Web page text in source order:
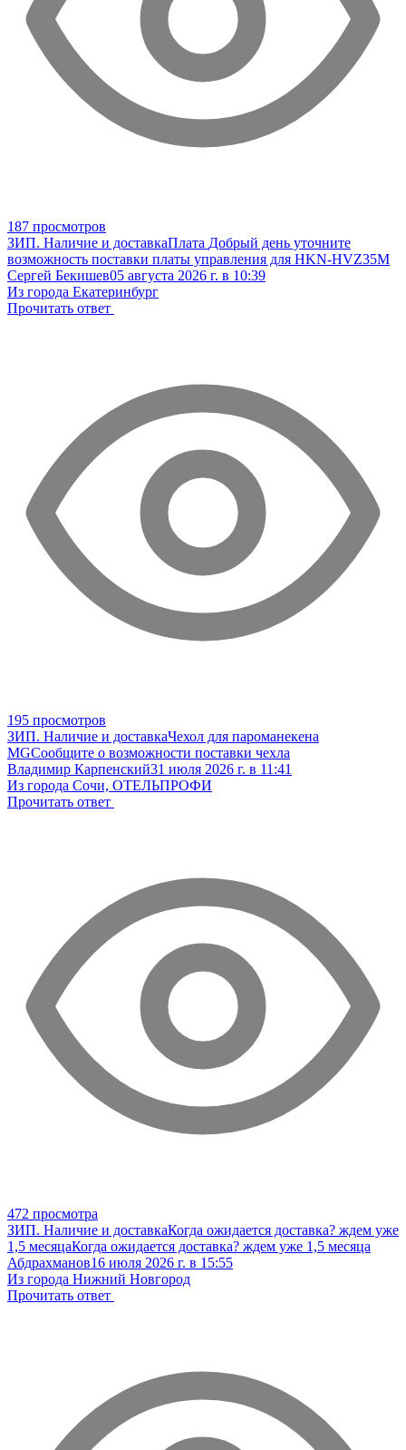
187 просмотров
ЗИП. Наличие и доставкаПлата Добрый день уточните
возможность поставки платы управления для HKN-HVZ35M
Сергей Бекишев05 августа 2026 г. в 10:39
Из города Екатеринбург
Прочитать ответ
195 просмотров
ЗИП. Наличие и доставкаЧехол для пароманекена
MGСообщите о возможности поставки чехла
Владимир Карпенский31 июля 2026 г. в 11:41
Из города Сочи, ОТЕЛЬПРОФИ
Прочитать ответ
472 просмотра
ЗИП. Наличие и доставкаКогда ожидается доставка? ждем уже
1,5 месяцаКогда ожидается доставка? ждем уже 1,5 месяца
Абдрахманов16 июля 2026 г. в 15:55
Из города Нижний Новгород
Прочитать ответ